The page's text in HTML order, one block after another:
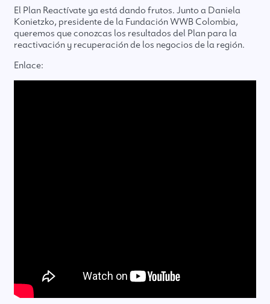
El Plan Reactívate ya está dando frutos. Junto a Daniela
Konietzko, presidente de la Fundación WWB Colombia,
queremos que conozcas los resultados del Plan para la
reactivación y recuperación de los negocios de la región.
Enlace: